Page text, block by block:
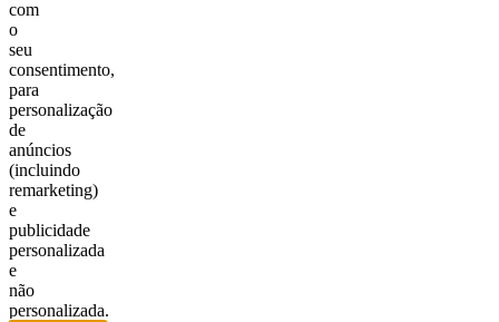
com
o
seu
consentimento,
para
personalização
de
anúncios
(incluindo
remarketing)
e
publicidade
personalizada
e
não
personalizada.